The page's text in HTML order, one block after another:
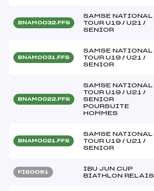
BNAM0032.FFS
SAMSE NATIONAL
TOUR U19 / U21 /
SENIOR
BNAM0031.FFS
SAMSE NATIONAL
TOUR U19 / U21 /
SENIOR
BNAM0022.FFS
SAMSE NATIONAL
TOUR U19 / U21 /
SENIOR
POURSUITE
HOMMES
BNAM0021.FFS
SAMSE NATIONAL
TOUR U19 / U21 /
SENIOR
FIS0061
IBU JUN CUP
BIATHLON RELAIS